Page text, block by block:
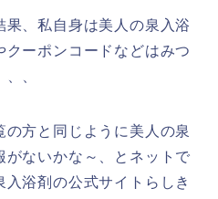
、私自身は美人の泉入浴
ーポンコードなどはみつ
、
方と同じように美人の泉
がないかな～、とネットで
浴剤の公式サイトらしき